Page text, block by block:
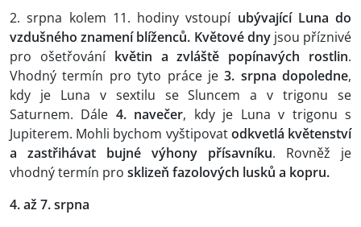
2. srpna kolem 11. hodiny vstoupí ubývající Luna do
vzdušného znamení blíženců. Květové dny jsou příznivé
pro ošetřování květin a zvláště popínavých rostlin.
Vhodný termín pro tyto práce je3. srpna dopoledne,
kdy je Luna v sextilu se Sluncem a v trigonu se
Saturnem. Dále 4. navečer, kdy je Luna v trigonu s
Jupiterem. Mohli bychom vyštipovatodkvetlá květenství
a zastřihávat bujné výhony přísavníku. Rovněž je
vhodný termín pro sklizeň fazolových lusků a kopru.
4. až 7. srpna